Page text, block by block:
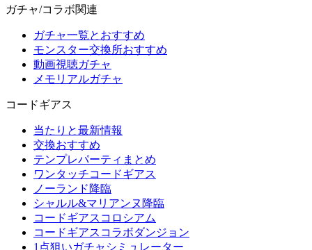
ガチャ/コラボ関連
ガチャ一覧とおすすめ
モンスター交換所おすすめ
動画視聴ガチャ
メモリアルガチャ
コードギアス
当たりと最新情報
交換おすすめ
テンプレパーティまとめ
ワンタッチコードギアス
ノーランド降臨
シャルル&マリアンヌ降臨
コードギアスコロシアム
コードギアスコラボダンジョン
1点狙いガチャシミュレーター